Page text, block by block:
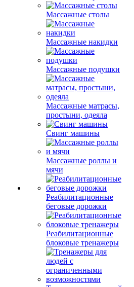
Массажные столы
Массажные накидки
Массажные подушки
Массажные матрасы,
простыни, одеяла
Свинг машины
Массажные роллы и
мячи
Реабилитационные
беговые дорожки
Реабилитационные
блоковые тренажеры